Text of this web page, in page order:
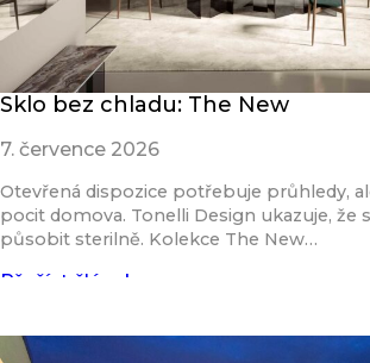
Sklo bez chladu: The New
7. července 2026
Otevřená dispozice potřebuje průhledy,
pocit domova. Tonelli Design ukazuje, že
působit sterilně. Kolekce The New…
Přečíst článek